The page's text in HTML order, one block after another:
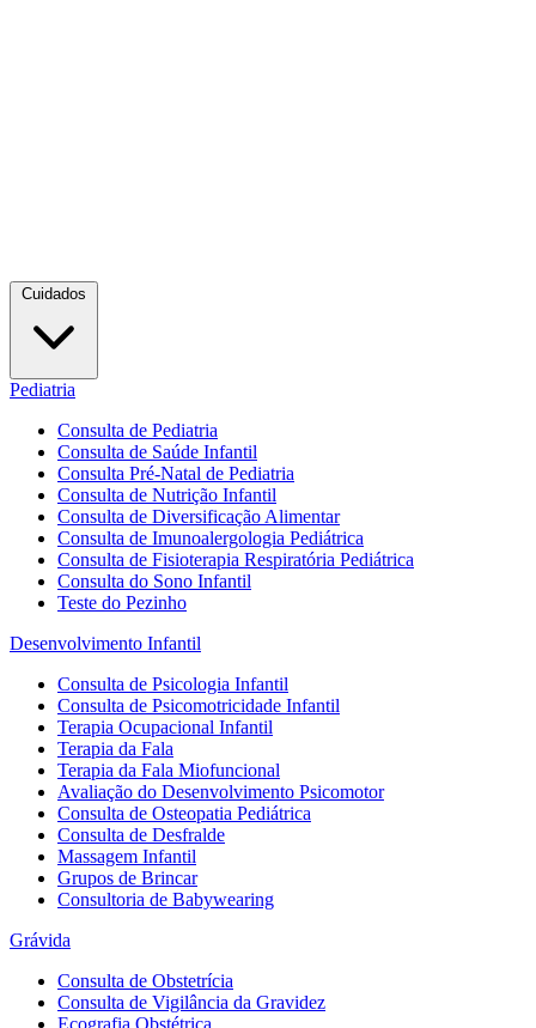
Pediatria
Consulta de Pediatria
Consulta de Saúde Infantil
Consulta Pré-Natal de Pediatria
Consulta de Nutrição Infantil
Consulta de Diversificação Alimentar
Consulta de Imunoalergologia Pediátrica
Consulta de Fisioterapia Respiratória Pediátrica
Consulta do Sono Infantil
Teste do Pezinho
Desenvolvimento Infantil
Consulta de Psicologia Infantil
Consulta de Psicomotricidade Infantil
Terapia Ocupacional Infantil
Terapia da Fala
Terapia da Fala Miofuncional
Avaliação do Desenvolvimento Psicomotor
Consulta de Osteopatia Pediátrica
Consulta de Desfralde
Massagem Infantil
Grupos de Brincar
Consultoria de Babywearing
Grávida
Consulta de Obstetrícia
Consulta de Vigilância da Gravidez
Ecografia Obstétrica